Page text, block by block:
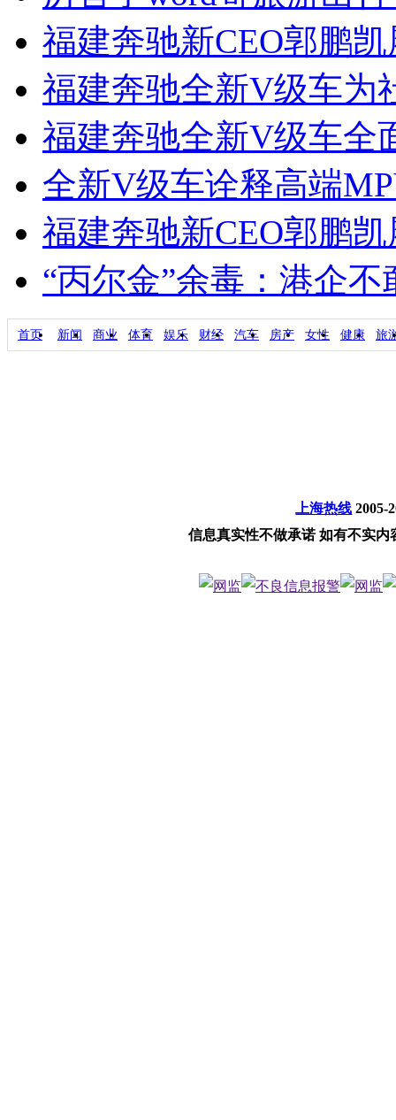
福建奔驰新CEO郭鹏
福建奔驰全新V级车为
福建奔驰全新V级车全
全新V级车诠释高端
福建奔驰新CEO郭鹏
“丙尔金”余毒：港企
首页 新闻 商业 体育 娱乐 财经 汽车 房产 女性 健康 旅
上海热线 2005-
信息真实性不做承诺 如有不实内